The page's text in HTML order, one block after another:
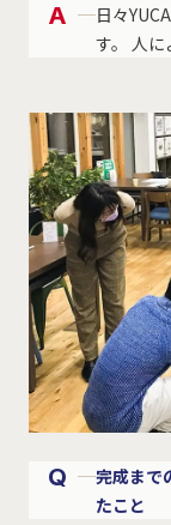
A
日々
す。 人に
Q
完成まで
たこと